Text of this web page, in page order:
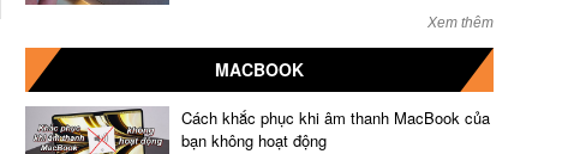
Xem thêm
MACBOOK
Cách khắc phục khi âm thanh MacBook của
bạn không hoạt động